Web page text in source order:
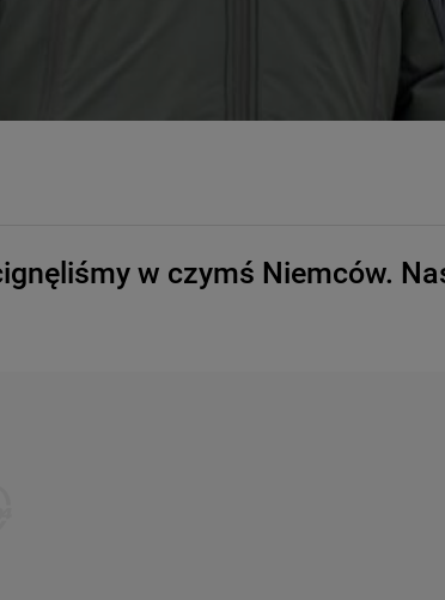
w czymś Niemców.